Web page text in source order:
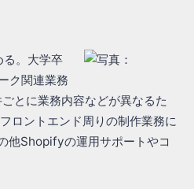
。大学卒
ク関連業務
とに業務内容などが異なるた
ロントエンド周りの制作業務に
他Shopifyの運用サポートやコ